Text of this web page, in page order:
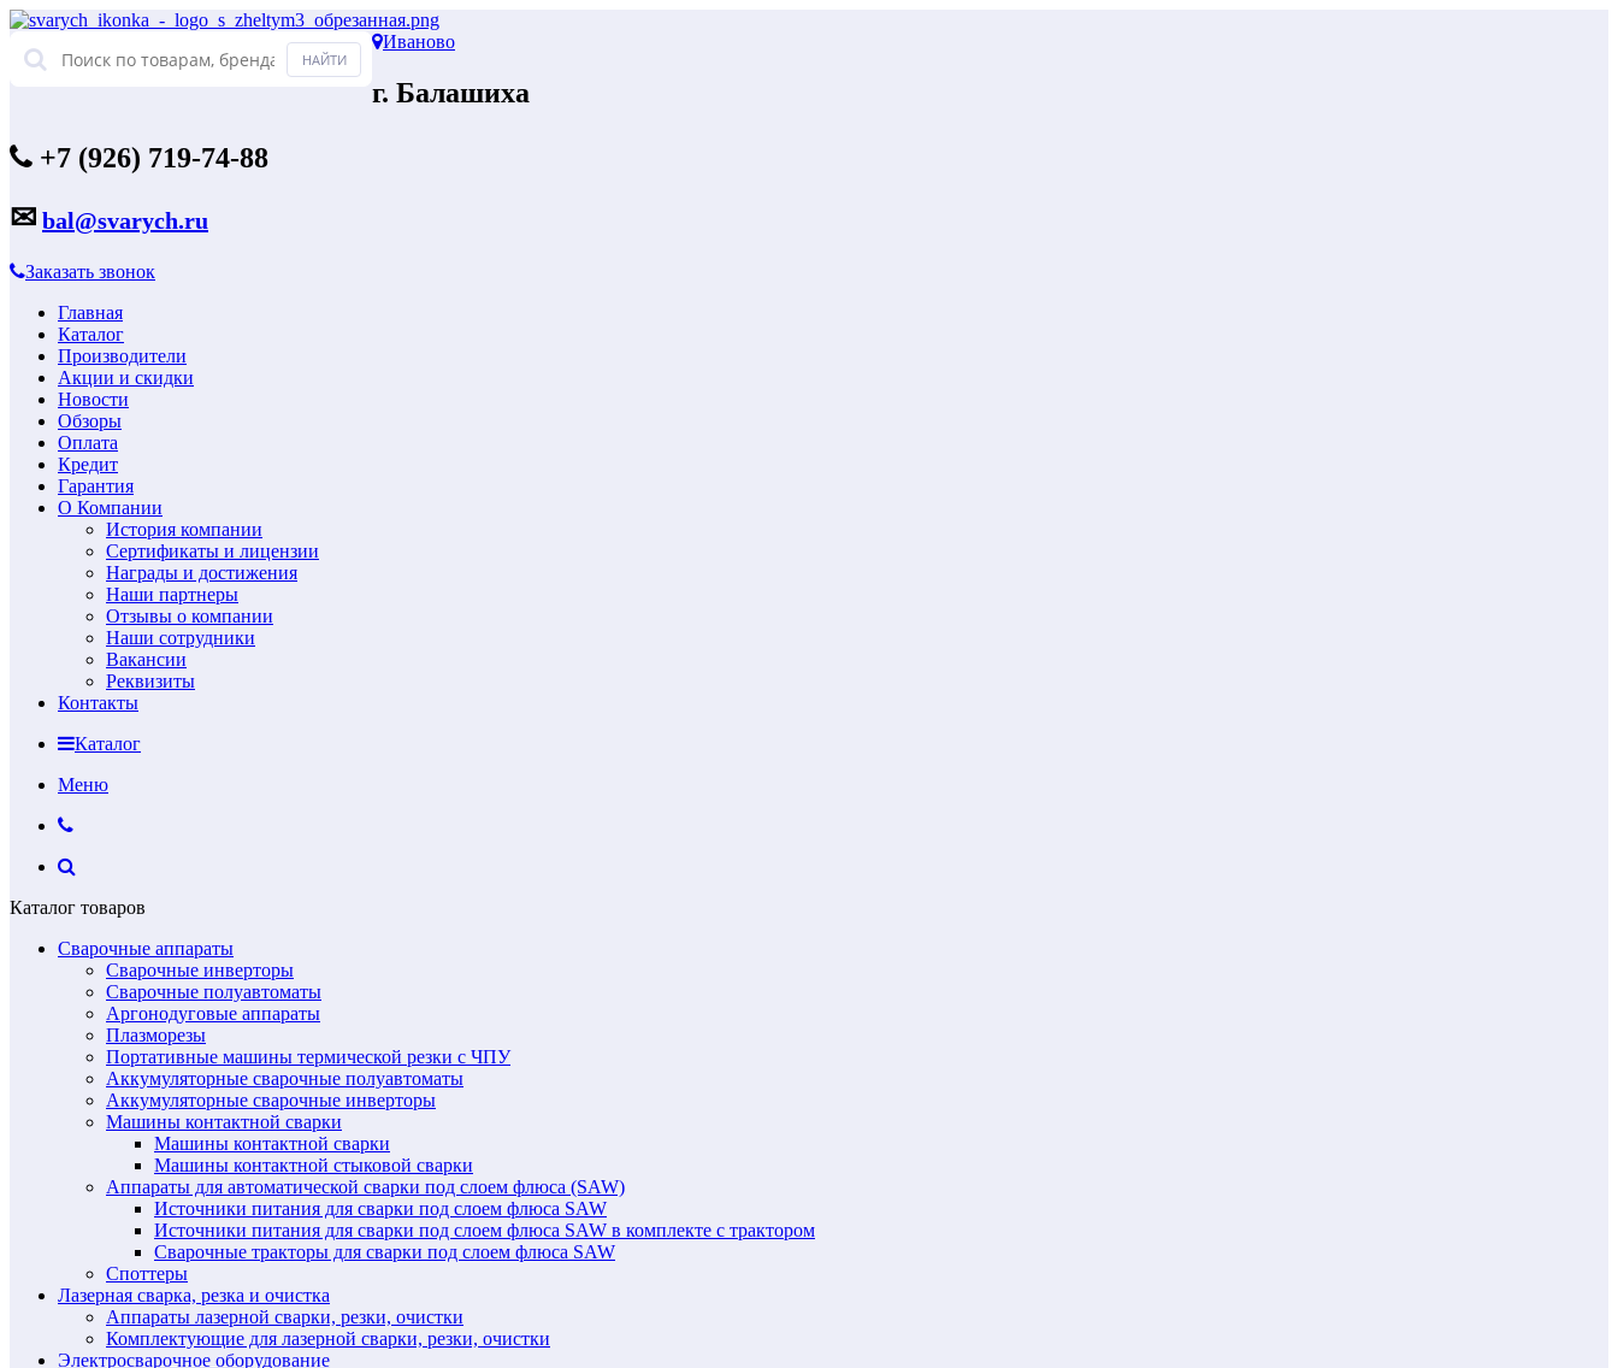
Иваново
г. Балашиха
+7 (926) 719-74-88
✉ bal@svarych.ru
Заказать звонок
Главная
Каталог
Производители
Акции и скидки
Новости
Обзоры
Оплата
Кредит
Гарантия
О Компании
История компании
Сертификаты и лицензии
Награды и достижения
Наши партнеры
Отзывы о компании
Наши сотрудники
Вакансии
Реквизиты
Контакты
Каталог
Меню
Каталог товаров
Сварочные аппараты
Сварочные инверторы
Сварочные полуавтоматы
Аргонодуговые аппараты
Плазморезы
Портативные машины термической резки с ЧПУ
Аккумуляторные сварочные полуавтоматы
Аккумуляторные сварочные инверторы
Машины контактной сварки
Машины контактной сварки
Машины контактной стыковой сварки
Аппараты для автоматической сварки под слоем флюса (SAW)
Источники питания для сварки под слоем флюса SAW
Источники питания для сварки под слоем флюса SAW в комплекте с трактором
Сварочные тракторы для сварки под слоем флюса SAW
Споттеры
Лазерная сварка, резка и очистка
Аппараты лазерной сварки, резки, очистки
Комплектующие для лазерной сварки, резки, очистки
Электросварочное оборудование